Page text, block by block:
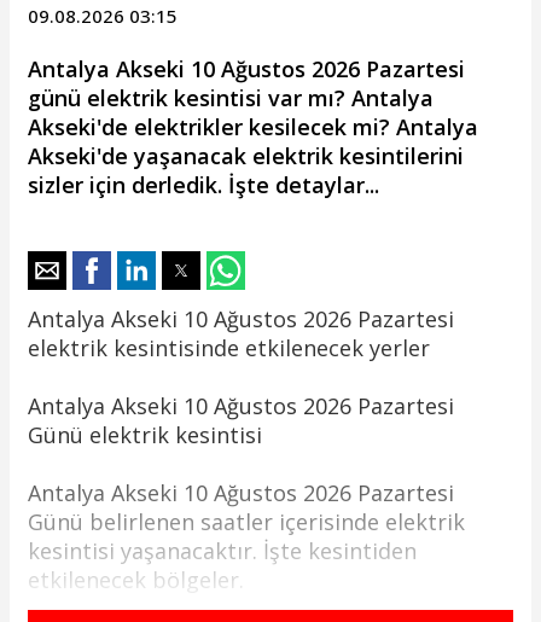
kesintisinden etkilenecek yerler
Gazipaşa 8 Mayıs 2026 Cuma elektrik
kesintisinden etkilenecek yerler
İbradı 8 Mayıs 2026 Cuma elektrik
kesintisinden etkilenecek yerler